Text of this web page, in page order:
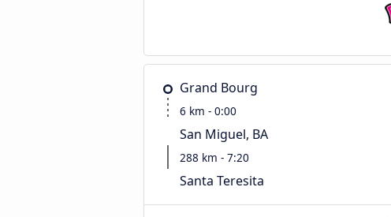
Grand Bourg
6 km - 0:00
San Miguel, BA
288 km - 7:20
Santa Teresita